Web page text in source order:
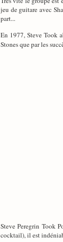
jeu de guitare avec
part...
En 1977, Steve Took
Stones que par les
Steve Peregrin Took
cocktail), il est